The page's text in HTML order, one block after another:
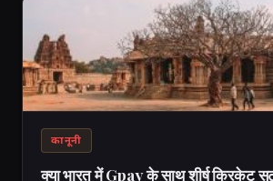
कानूनी
क्या भारत में Gpay के साथ शीर्ष क्रिकेट